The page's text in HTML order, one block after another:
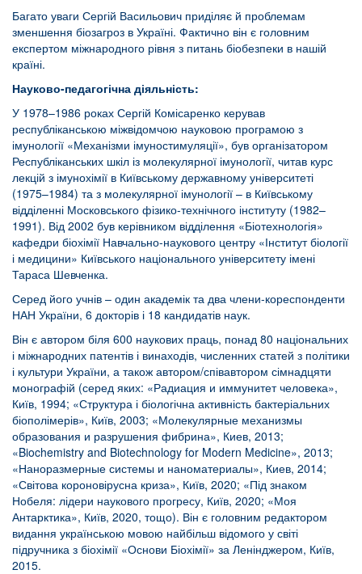
Багато уваги Сергій Васильович приділяє й проблемам
зменшення біозагроз в Україні. Фактично він є головним
експертом міжнародного рівня з питань біобезпеки в нашій
країні.
Науково-педагогічна діяльність:
У 1978–1986 роках Сергій Комісаренко керував
республіканською міжвідомчою науковою програмою з
імунології «Механізми імуностимуляції», був організатором
Республіканських шкіл із молекулярної імунології, читав курс
лекцій з імунохімії в Київському державному університеті
(1975–1984) та з молекулярної імунології – в Київському
відділенні Московського фізико-технічного інституту (1982–
1991). Від 2002 був керівником відділення «Біотехнологія»
кафедри біохімії Навчально-наукового центру «Інститут біології
і медицини» Київського національного університету імені
Тараса Шевченка.
Серед його учнів – один академік та два члени-кореспонденти
НАН України, 6 докторів і 18 кандидатів наук.
Він є автором біля 600 наукових праць, понад 80 національних
і міжнародних патентів і винаходів, численних статей з політики
і культури України, а також автором/співавтором сімнадцяти
монографій (серед яких: «Радиация и иммунитет человека»,
Київ, 1994; «Структура і біологічна активність бактеріальних
біополімерів», Київ, 2003; «Молекулярные механизмы
образования и разрушения фибрина», Киев, 2013;
«Biochemistry and Biotechnology for Modern Medicine», 2013;
«Наноразмерные системы и наноматериалы», Киев, 2014;
«Світова короновірусна криза», Київ, 2020; «Під знаком
Нобеля: лідери наукового прогресу, Київ, 2020; «Моя
Антарктика», Київ, 2020, тощо). Він є головним редактором
видання українською мовою найбільш відомого у світі
підручника з біохімії «Основи Біохімії» за Ленінджером, Київ,
2015.